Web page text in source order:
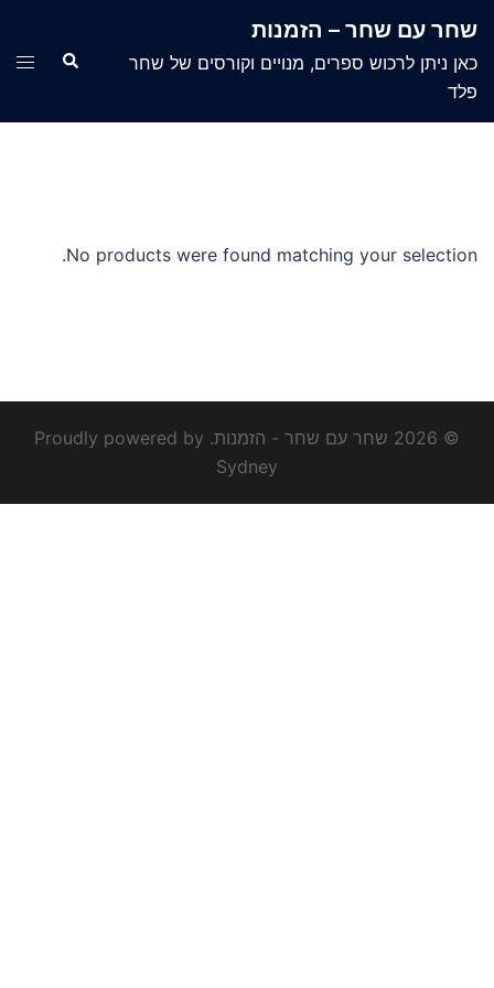
content
שחר עם שחר – הזמנות
כאן ניתן לרכוש ספרים, מנויים וקורסים של שחר
פלד
Search
No products were found matching your selection.
© 2026 שחר עם שחר - הזמנות. Proudly powered by
Sydney